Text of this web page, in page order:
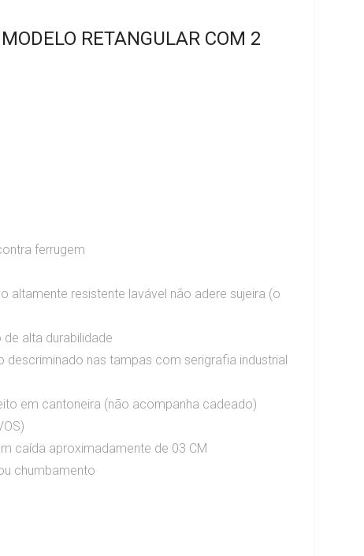
RETANGULAR COM 2
ferrugem
altamente resistente lavável não adere sujeira (o
alta durabilidade
descriminado nas tampas com serigrafia industrial
em cantoneira (não acompanha cadeado)
caída aproximadamente de 03 CM
chumbamento